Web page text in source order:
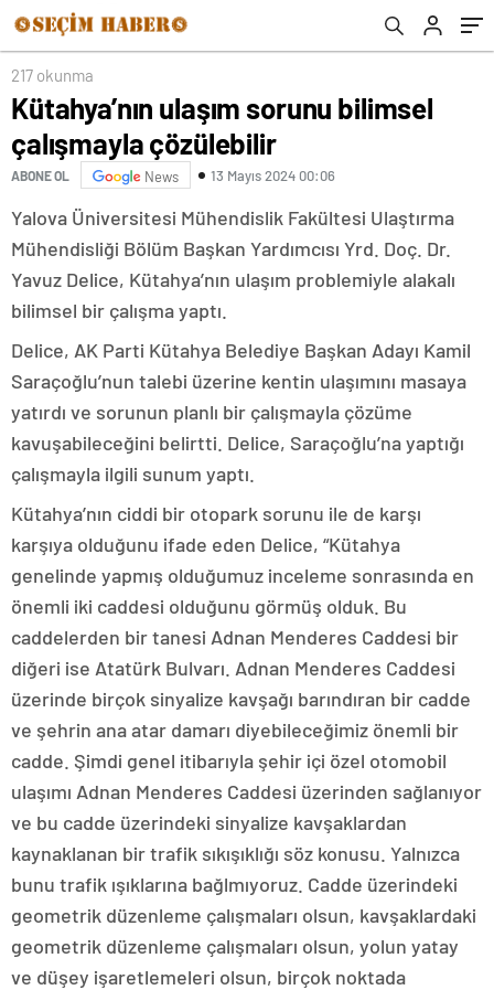
217 okunma
Kütahya’nın ulaşım sorunu bilimsel
çalışmayla çözülebilir
ABONE OL News 13 Mayıs 2024 00:06
Yalova Üniversitesi Mühendislik Fakültesi Ulaştırma
Mühendisliği Bölüm Başkan Yardımcısı Yrd. Doç. Dr.
Yavuz Delice, Kütahya’nın ulaşım problemiyle alakalı
bilimsel bir çalışma yaptı.
Delice, AK Parti Kütahya Belediye Başkan Adayı Kamil
Saraçoğlu’nun talebi üzerine kentin ulaşımını masaya
yatırdı ve sorunun planlı bir çalışmayla çözüme
kavuşabileceğini belirtti. Delice, Saraçoğlu’na yaptığı
çalışmayla ilgili sunum yaptı.
Kütahya’nın ciddi bir otopark sorunu ile de karşı
karşıya olduğunu ifade eden Delice, “Kütahya
genelinde yapmış olduğumuz inceleme sonrasında en
önemli iki caddesi olduğunu görmüş olduk. Bu
caddelerden bir tanesi Adnan Menderes Caddesi bir
diğeri ise Atatürk Bulvarı. Adnan Menderes Caddesi
üzerinde birçok sinyalize kavşağı barındıran bir cadde
ve şehrin ana atar damarı diyebileceğimiz önemli bir
cadde. Şimdi genel itibarıyla şehir içi özel otomobil
ulaşımı Adnan Menderes Caddesi üzerinden sağlanıyor
ve bu cadde üzerindeki sinyalize kavşaklardan
kaynaklanan bir trafik sıkışıklığı söz konusu. Yalnızca
bunu trafik ışıklarına bağlmıyoruz. Cadde üzerindeki
geometrik düzenleme çalışmaları olsun, kavşaklardaki
geometrik düzenleme çalışmaları olsun, yolun yatay
ve düşey işaretlemeleri olsun, birçok noktada